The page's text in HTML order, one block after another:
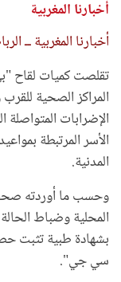
أخبارنا المغربية
أخبارنا المغربية ــ
تقلصت كميات لقاح
المراكز الصحية
الإضرابات
الأسر المرتبطة
المدنية.
وحسب ما أوردته
المحلية وضباط
بشهادة طبية تثبت
سي جي".